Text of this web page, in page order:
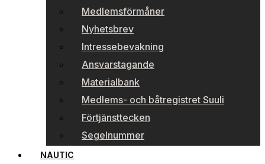
Medlemsförmåner
Nyhetsbrev
Intressebevakning
Ansvarstagande
Materialbank
Medlems- och båtregistret Suuli
Förtjänsttecken
Segelnummer
NAUTIC